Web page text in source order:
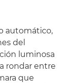
automático,
del
luminosa
rondar entre
que